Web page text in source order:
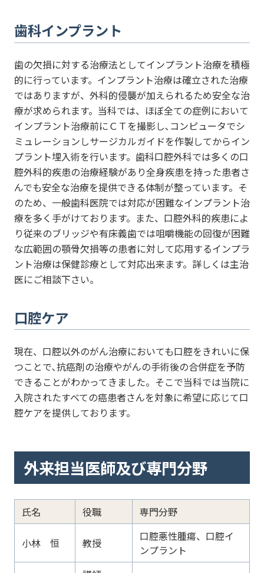
歯科インプラント
歯の欠損に対する治療法としてインプラント治療を積極
的に行っています。インプラント治療は確立された治療
ではありますが、外科的侵襲が加えられるため安全な治
療が求められます。当科では、ほぼ全ての症例において
インプラント治療前にＣＴを撮影し､コンピュータでシ
ミュレーションしサージカルガイドを作製してからイン
プラント埋入術を行います。歯科口腔外科では多くの口
腔外科的疾患の治療経験があり全身疾患を持った患者さ
んでも安全な治療を提供できる体制が整っています。そ
のため、一般歯科医院では対応が困難なインプラント治
療を多く手がけております。また、口腔外科的疾患によ
り従来のブリッジや有床義歯では咀嚼機能の回復が困難
な広範囲の顎骨欠損等の患者に対して応用するインプラ
ント治療は保健診療として対応出来ます。詳しくは主治
医にご相談下さい。
口腔ケア
現在、口腔以外のがん治療においても口腔をきれいに保
つことで､抗癌剤の治療やがんの手術後の合併症を予防
できることがわかってきました。そこで当科では当院に
入院されたすべての癌患者さんを対象に希望に応じて口
腔ケアを提供しております。
外来担当医師及び専門分野
氏名 役職 専門分野
小林 恒 教授
口腔悪性腫瘍、口腔イ
ンプラント